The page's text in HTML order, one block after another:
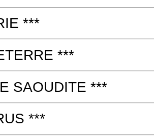
***
***
SAOUDITE ***
***